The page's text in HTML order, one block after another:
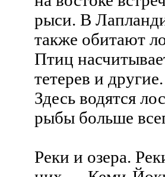
рыси. В
также обитают
Птиц
тетерев и
Здесь водятся
рыбы больше
Реки и озера.